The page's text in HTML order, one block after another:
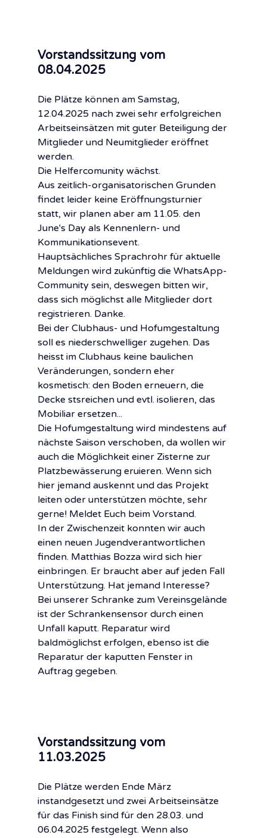
Vorstandssitzung vom
08.04.2025
Die Plätze können am Samstag,
12.04.2025 nach zwei sehr erfolgreichen
Arbeitseinsätzen mit guter Beteiligung der
Mitglieder und Neumitglieder eröffnet
werden.
Die Helfercomunity wächst.
Aus zeitlich-organisatorischen Grunden
findet leider keine Eröffnungsturnier
statt, wir planen aber am 11.05. den
June's Day als Kennenlern- und
Kommunikationsevent.
Hauptsächliches Sprachrohr für aktuelle
Meldungen wird zukünftig die WhatsApp-
Community sein, deswegen bitten wir,
dass sich möglichst alle Mitglieder dort
registrieren. Danke.
Bei der Clubhaus- und Hofumgestaltung
soll es niederschwelliger zugehen. Das
heisst im Clubhaus keine baulichen
Veränderungen, sondern eher
kosmetisch: den Boden erneuern, die
Decke stsreichen und evtl. isolieren, das
Mobiliar ersetzen...
Die Hofumgestaltung wird mindestens auf
nächste Saison verschoben, da wollen wir
auch die Möglichkeit einer Zisterne zur
Platzbewässerung eruieren. Wenn sich
hier jemand auskennt und das Projekt
leiten oder unterstützen möchte, sehr
gerne! Meldet Euch beim Vorstand.
In der Zwischenzeit konnten wir auch
einen neuen Jugendverantwortlichen
finden. Matthias Bozza wird sich hier
einbringen. Er braucht aber auf jeden Fall
Unterstützung. Hat jemand Interesse?
Bei unserer Schranke zum Vereinsgelände
ist der Schrankensensor durch einen
Unfall kaputt. Reparatur wird
baldmöglichst erfolgen, ebenso ist die
Reparatur der kaputten Fenster in
Auftrag gegeben.
Vorstandssitzung vom
11.03.2025
Die Plätze werden Ende März
instandgesetzt und zwei Arbeitseinsätze
für das Finish sind für den 28.03. und
06.04.2025 festgelegt. Wenn also